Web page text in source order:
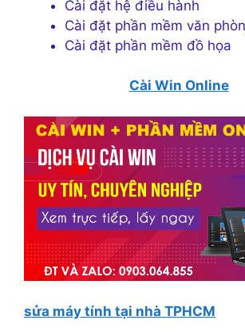
Cài đặt hệ điều hành
Cài đặt phần mềm văn
Cài đặt phần mềm đồ họa
Cài Win Online
sửa máy tính tại nhà TPHCM